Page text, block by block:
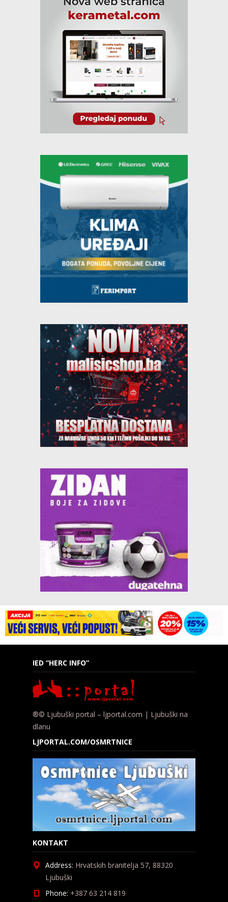
IED “HERC INFO”
®© Ljubuški portal – ljportal.com | Ljubuški na
dlanu
LJPORTAL.COM/OSMRTNICE
KONTAKT
Address: Hrvatskih branitelja 57, 88320
Ljubuški
Phone: +387 63 214 819